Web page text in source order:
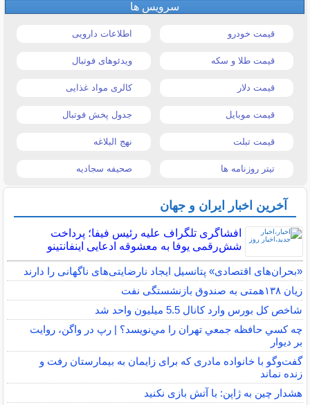
سرویس ها
قیمت خودرو اطلاعات دارویی
قیمت طلا و سکه ویدئوهای فوتبال
قیمت دلار کالری مواد غذایی
قیمت موبایل جدول پخش فوتبال
قیمت تبلت نهج البلاغه
تیتر روزنامه ها صحیفه سجادیه
آخرین اخبار ایران و جهان
افشاگری تلگراف علیه رئیس فیفا؛ پرداخت
شش‌رقمی یوفا به معشوقه ادعایی اینفانتینو
«بحران‌های اقتصادی» پتانسیل ایجاد نارضایتی‌های ناگهانی را دارند
زیان ۱۳۸همتی به صندوق بازنشستگی نفت
شاخص کل بورس وارد کانال 5.5 میلیون واحد شد
چه كسي حافظه جمعي تهران را مي‌نويسد؟ | رپ در واگن، روايت
بر ديوار
گفت‌وگو با خانواده مادری که برای زایمان به بیمارستان رفت و
زنده نماند
هشدار چین به ژاپن: با آتش بازی نکنید